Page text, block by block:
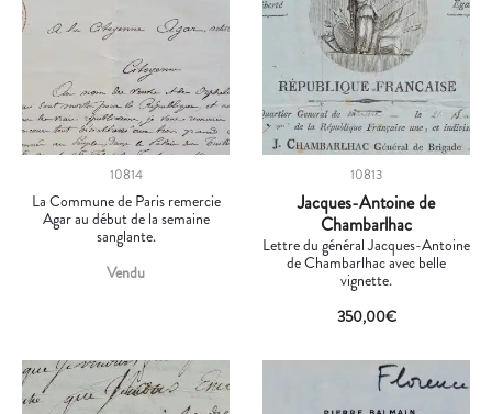
10814
La Commune de Paris remercie
Agar au début de la semaine
sanglante.
Vendu
10813
Jacques-Antoine de
Chambarlhac
Lettre du général Jacques-Antoine
de Chambarlhac avec belle
vignette.
350,00€